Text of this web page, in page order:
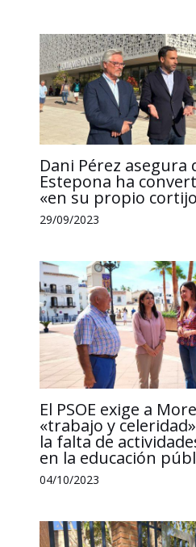
Dani Pérez asegura
Estepona ha
«en su propio
29/09/2023
El PSOE exige a
«trabajo y
la falta de
en la educación
04/10/2023